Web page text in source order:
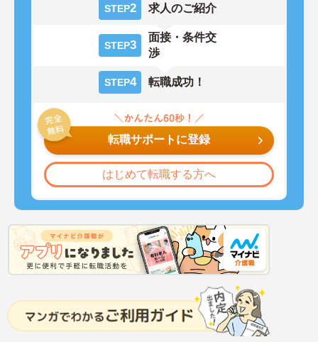
STEP2 求人のご紹介
STEP3
面接・条件交
渉
STEP4 転職成功！
転職サポートに登録
はじめて転職する方へ